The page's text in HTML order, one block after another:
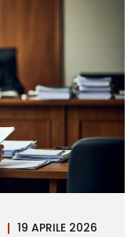
19 APRILE 2026